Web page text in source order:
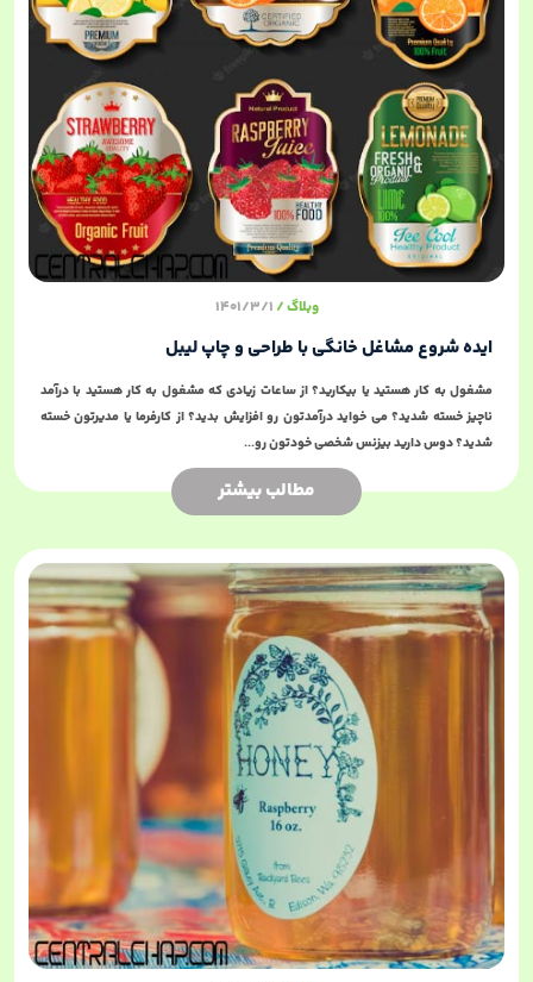
وبلاگ 1401/3/1
ایده شروع مشاغل خانگی با طراحی و چاپ لیبل
مشغول به کار هستید یا بیکارید؟ از ساعات زیادی که مشغول به کار هستید با درآمد
ناچیز خسته شدید؟ می خواید درآمدتون رو افزایش بدید؟ از کارفرما یا مدیرتون خسته
شدید؟ دوس دارید بیزنس شخصی خودتون رو...
مطالب بیشتر